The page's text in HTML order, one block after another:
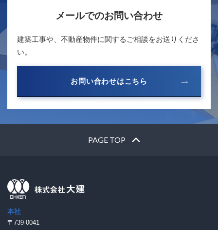
メールでのお問い合わせ
建築工事や、不動産物件に関するご相談をお送りくださ
い。
お問い合わせはこちら
PAGE TOP
本社
〒739-0041